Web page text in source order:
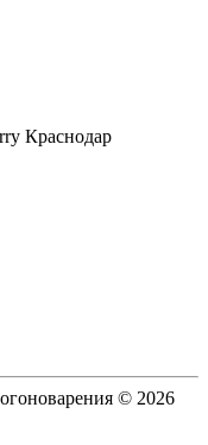
Краснодар
© 2026